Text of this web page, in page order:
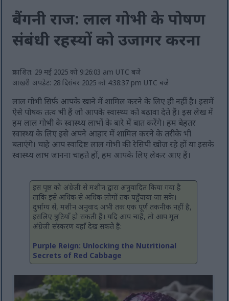
बैंगनी राज: लाल गोभी के पोषण
संबंधी रहस्यों को उजागर करना
प्रकाशित: 29 मई 2025 को 9:26:03 am UTC बजे
आखरी अपडेट: 28 दिसंबर 2025 को 4:38:37 pm UTC बजे
लाल गोभी सिर्फ़ आपके खाने में शामिल करने के लिए ही नहीं है। इसमें
ऐसे पोषक तत्व भी हैं जो आपके स्वास्थ्य को बढ़ावा देते हैं। इस लेख में
हम लाल गोभी के स्वास्थ्य लाभों के बारे में बात करेंगे। हम बेहतर
स्वास्थ्य के लिए इसे अपने आहार में शामिल करने के तरीके भी
बताएंगे। चाहे आप स्वादिष्ट लाल गोभी की रेसिपी खोज रहे हों या इसके
स्वास्थ्य लाभ जानना चाहते हों, हम आपके लिए लेकर आए हैं।
इस पृष्ठ को अंग्रेजी से मशीन द्वारा अनुवादित किया गया है
ताकि इसे अधिक से अधिक लोगों तक पहुँचाया जा सके।
दुर्भाग्य से, मशीन अनुवाद अभी तक एक पूर्ण तकनीक नहीं है,
इसलिए त्रुटियाँ हो सकती हैं। यदि आप चाहें, तो आप मूल
अंग्रेजी संस्करण यहाँ देख सकते हैं:
Purple Reign: Unlocking the Nutritional
Secrets of Red Cabbage